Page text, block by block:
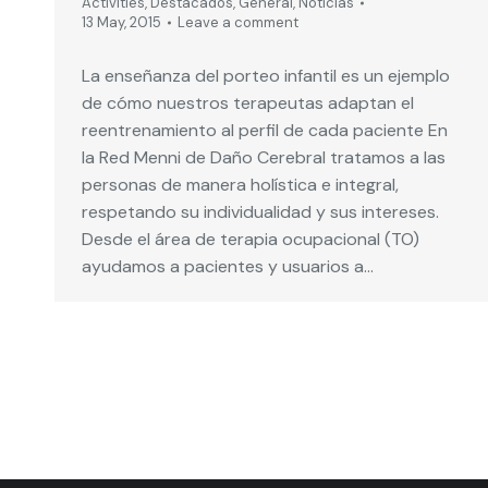
13 May, 2015
Leave a comment
La enseñanza del porteo infantil es un ejemplo
de cómo nuestros terapeutas adaptan el
reentrenamiento al perfil de cada paciente En
la Red Menni de Daño Cerebral tratamos a las
personas de manera holística e integral,
respetando su individualidad y sus intereses.
Desde el área de terapia ocupacional (TO)
ayudamos a pacientes y usuarios a…